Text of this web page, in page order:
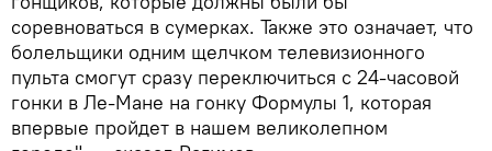
соревноваться в сумерках. Также это означает, что
болельщики одним щелчком телевизионного
пульта смогут сразу переключиться с 24-часовой
гонки в Ле-Мане на гонку Формулы 1, которая
впервые пройдет в нашем великолепном